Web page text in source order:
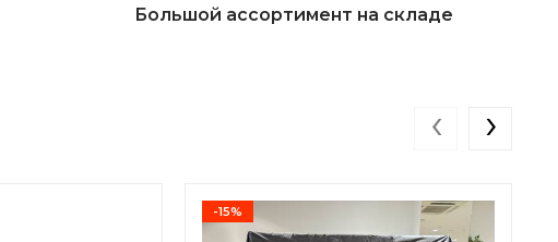
Большой ассортимент на складе
-15%
‹ ›